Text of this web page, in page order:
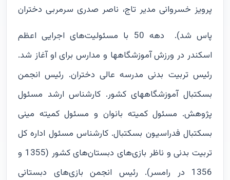
پرویز خسروانی مدیر تاج، ناصر صدری سرمربی دختران
پاس شد).
دهه 50 با مسئولیت‌های اجرایی اعظم
اسکندر در ورزش آموزشگاهها و مدارس برای او آغاز شد.
رئیس تربیت بدنی مدرسه عالی دختران. رئیس انجمن
بسکتبال آموزشگاههای کشور. کارشناس ارشد مسئول
پژوهش. مسئول کمیته بانوان و مسئول کمیته مینی
بسکتبال فدراسیون بسکتبال. کارشناس مسئول اداره کل
تربیت بدنی و ناظر بازی‌های دبستان‌های کشور (1355 و
1356 در رامسر). رئیس انجمن بازی‌های دبستانی